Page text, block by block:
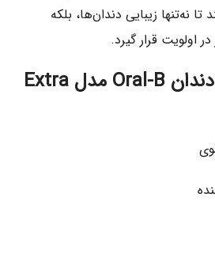
نه‌تنها زیبایی دندان‌ها، بلکه
اولویت قرار گیرد.
ویژگی‌های خمیر دندان Oral-B مدل Extra